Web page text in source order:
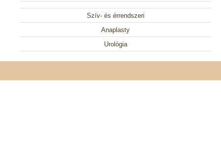
Szív- és érrendszeri
Anaplasty
Urológia